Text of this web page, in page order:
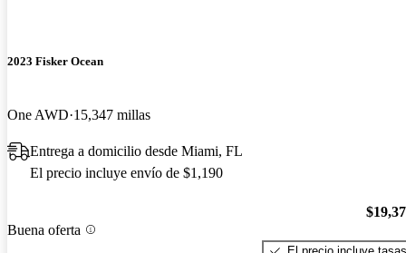
2023 Fisker Ocean
One AWD 15,347 millas
Entrega a domicilio desde Miami, FL
El precio incluye envío de $1,190
Buena oferta